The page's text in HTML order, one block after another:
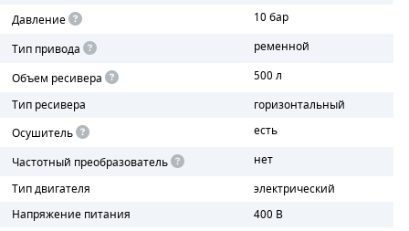
Давление
10 бар
Тип привода
ременной
Объем ресивера
500 л
Тип ресивера
горизонтальный
Осушитель
есть
Частотный преобразователь
нет
Тип двигателя
электрический
Напряжение питания
400 В
РАДИАТОРЫ
ПОДШИПНИКИ
ПОРШНЕВЫЕ БЛОКИ
ДЕТАЛИ ПОРШНЕВЫХ КОМПРЕССОРОВ
ДЕТАЛИ НАСОСНОЙ ЧАСТИ